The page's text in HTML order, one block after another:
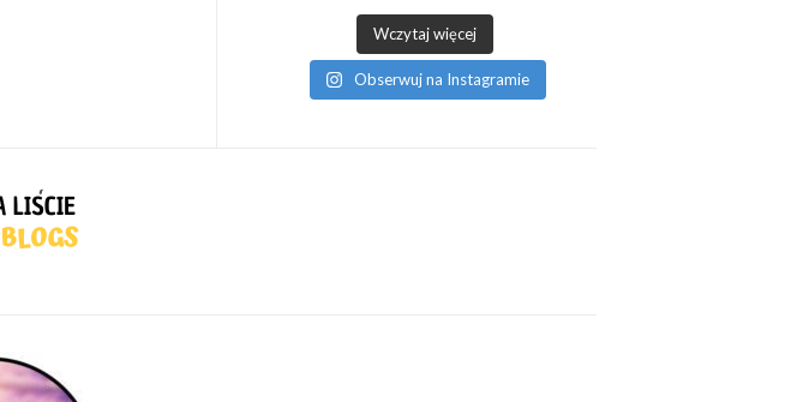
Wczytaj więcej
Obserwuj na Instagramie